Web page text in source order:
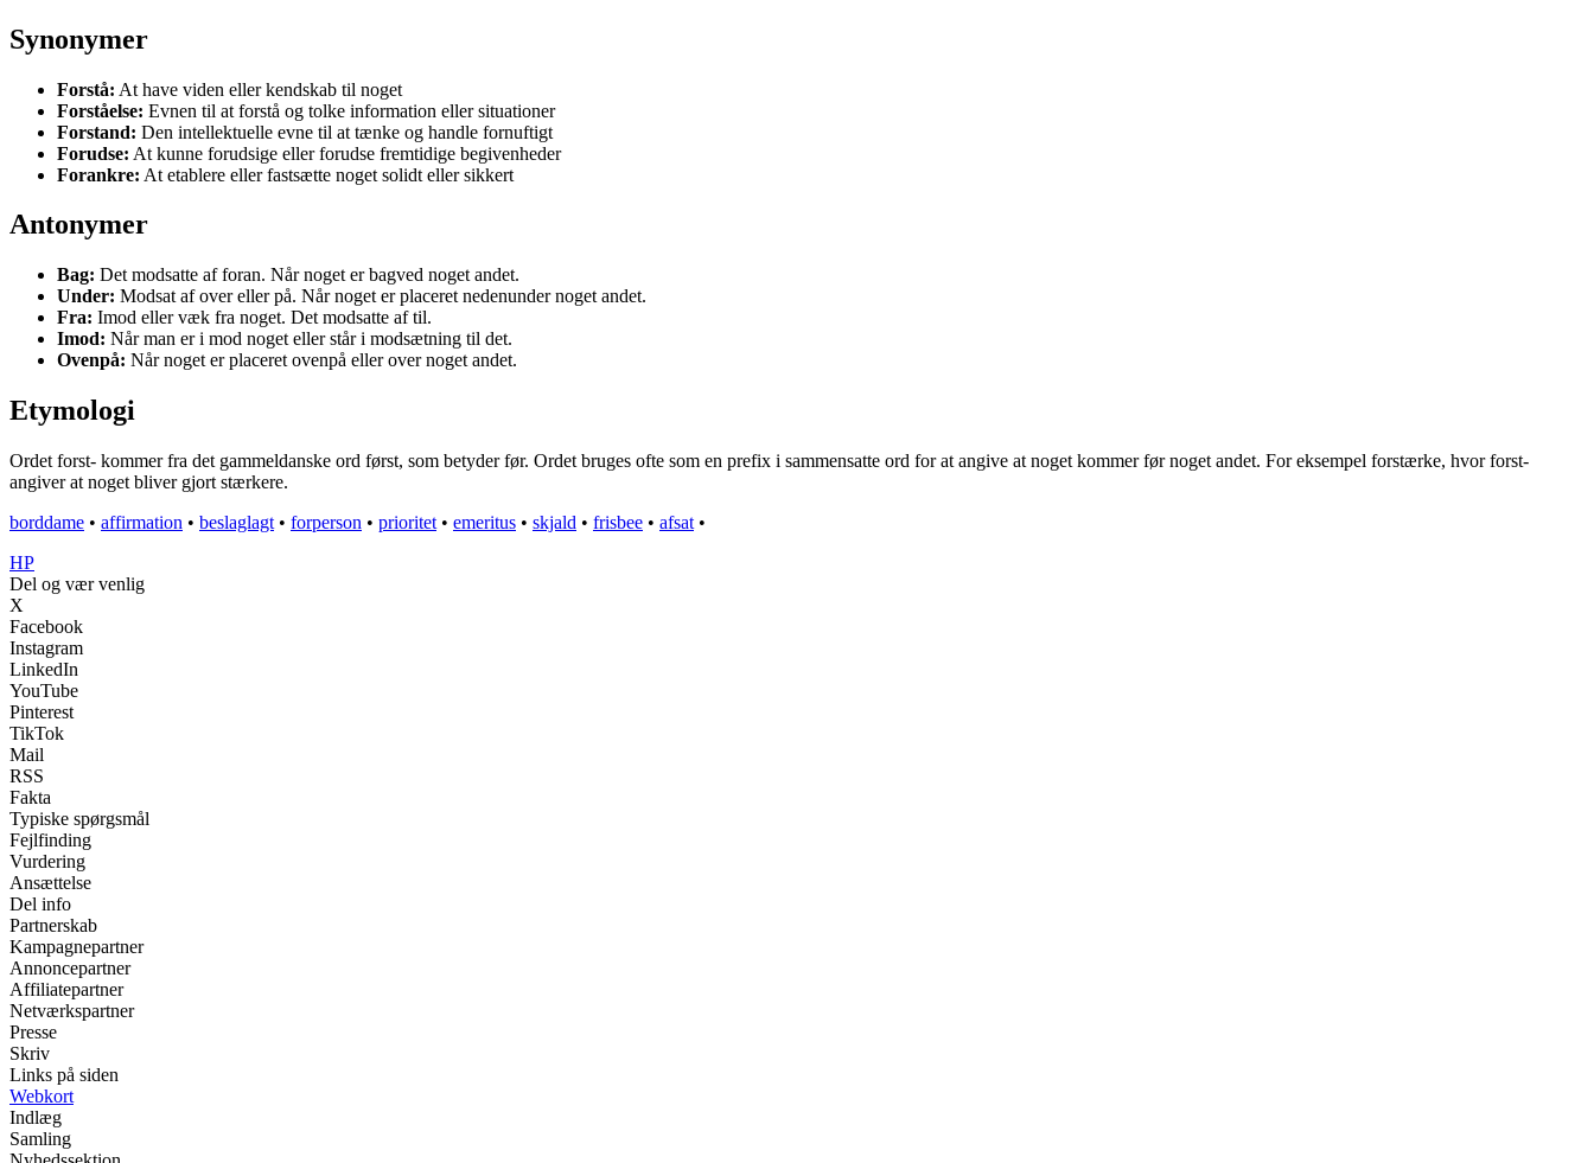
Synonymer
Forstå: At have viden eller kendskab til noget
Forståelse: Evnen til at forstå og tolke information eller situationer
Forstand: Den intellektuelle evne til at tænke og handle fornuftigt
Forudse: At kunne forudsige eller forudse fremtidige begivenheder
Forankre: At etablere eller fastsætte noget solidt eller sikkert
Antonymer
Bag: Det modsatte af foran. Når noget er bagved noget andet.
Under: Modsat af over eller på. Når noget er placeret nedenunder noget andet.
Fra: Imod eller væk fra noget. Det modsatte af til.
Imod: Når man er i mod noget eller står i modsætning til det.
Ovenpå: Når noget er placeret ovenpå eller over noget andet.
Etymologi
Ordet forst- kommer fra det gammeldanske ord først, som betyder før. Ordet bruges ofte som en prefix i sammensatte ord for at angive at noget kommer før noget andet. For eksempel forstærke, hvor forst-
angiver at noget bliver gjort stærkere.
borddame • affirmation • beslaglagt • forperson • prioritet • emeritus • skjald • frisbee • afsat •
HP
Del og vær venlig
X
Facebook
Instagram
LinkedIn
YouTube
Pinterest
TikTok
Mail
RSS
Fakta
Typiske spørgsmål
Fejlfinding
Vurdering
Ansættelse
Del info
Partnerskab
Kampagnepartner
Annoncepartner
Affiliatepartner
Netværkspartner
Presse
Skriv
Links på siden
Webkort
Indlæg
Samling